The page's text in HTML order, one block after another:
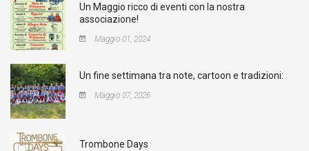
Un Maggio ricco di eventi con la nostra
associazione!
Maggio 01, 2024
Un fine settimana tra note, cartoon e tradizioni:
Maggio 07, 2026
Trombone Days